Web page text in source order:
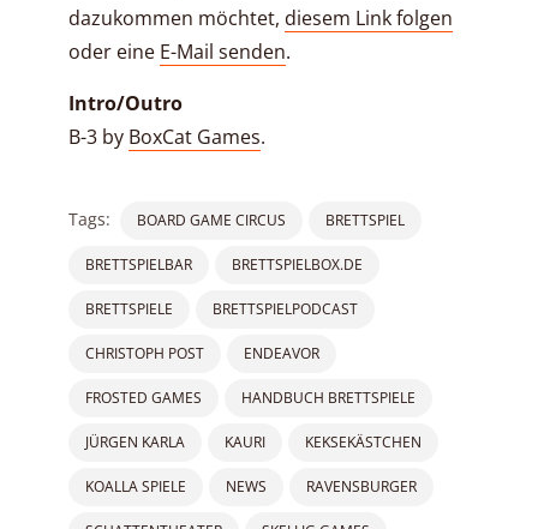
dazukommen möchtet, diesem Link folgen
oder eine E-Mail senden.
Intro/Outro
B-3 by BoxCat Games.
Tags: BOARD GAME CIRCUS BRETTSPIEL
BRETTSPIELBAR BRETTSPIELBOX.DE
BRETTSPIELE BRETTSPIELPODCAST
CHRISTOPH POST ENDEAVOR
FROSTED GAMES HANDBUCH BRETTSPIELE
JÜRGEN KARLA KAURI KEKSEKÄSTCHEN
KOALLA SPIELE NEWS RAVENSBURGER